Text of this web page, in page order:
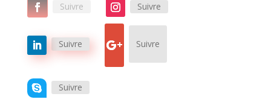
Suivre Suivre
Suivre Suivre
Suivre